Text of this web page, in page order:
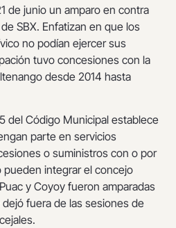
de junio un amparo en contra
SBX. Enfatizan en que los
no podían ejercer sus
tuvo concesiones con la
desde 2014 hasta
del Código Municipal establece
parte en servicios
o suministros con o por
pueden integrar el concejo
y Coyoy fueron amparadas
fuera de las sesiones de